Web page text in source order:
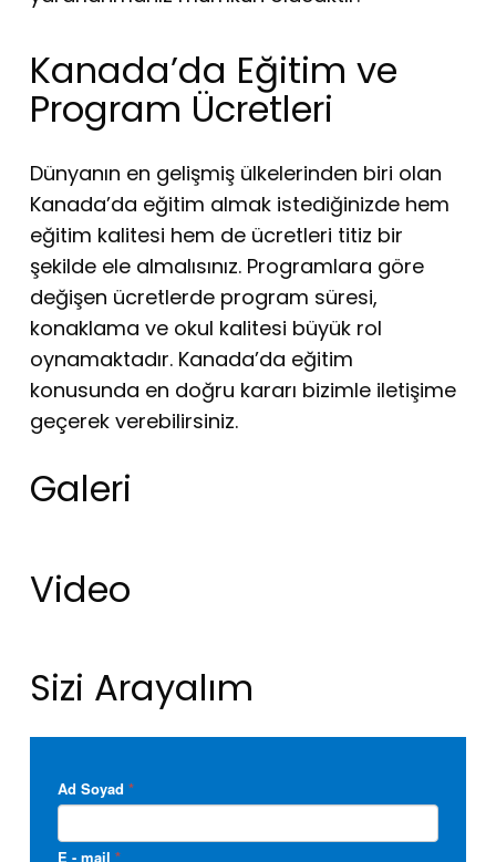
Kanada’da Eğitim ve
Program Ücretleri
Dünyanın en gelişmiş ülkelerinden biri olan
Kanada’da eğitim almak istediğinizde hem
eğitim kalitesi hem de ücretleri titiz bir
şekilde ele almalısınız. Programlara göre
değişen ücretlerde program süresi,
konaklama ve okul kalitesi büyük rol
oynamaktadır. Kanada’da eğitim
konusunda en doğru kararı bizimle iletişime
geçerek verebilirsiniz.
Galeri
Video
Sizi Arayalım